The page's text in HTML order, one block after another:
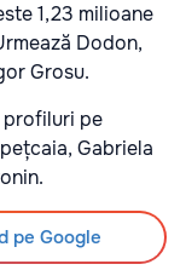
1,23 milioane
Dodon,
Grosu.
profiluri pe
Gabriela
pe Google